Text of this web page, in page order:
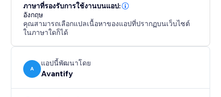
ภาษาที่รองรับการใช้งานบนแอป:
อังกฤษ
คุณสามารถเลือกแปลเนื้อหาของแอปที่ปรากฏบนเว็บไซต์
ในภาษาใดก็ได้
A
แอปนี้พัฒนาโดย
Avantify